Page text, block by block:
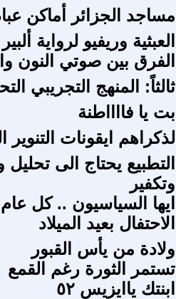
مساجد الجزائر أماكن
العبثية وريفيو لرواية
الفرق بين صوتي النون
ثالثاً: المنهج التجريبي
بت يا فااااطنة
لذكراهم ايقونات
التطبيع يحتاج الى
وتكفير
ايها السياسيون .. كل عام
الاحتفال بعيد الميلاد
ولادة من يأس القبور
تستمر الثورة رغم القمع
ابنتك ياايزيس ٥٢